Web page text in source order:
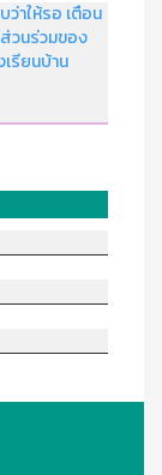
าให้รอ เตือน
วนร่วมของ
รียนบ้าน